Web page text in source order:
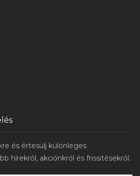
és értesülj különleges
hírekről, akciónkról és frissitésekről.